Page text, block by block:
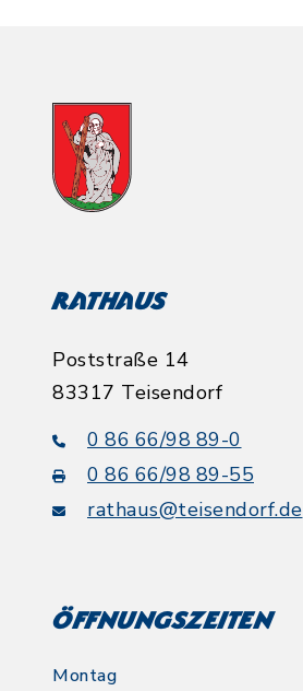
Rathaus
Poststraße 14
83317 Teisendorf
0 86 66/98 89-0
0 86 66/98 89-55
rathaus@teisendorf.de
Öffnungszeiten
Montag